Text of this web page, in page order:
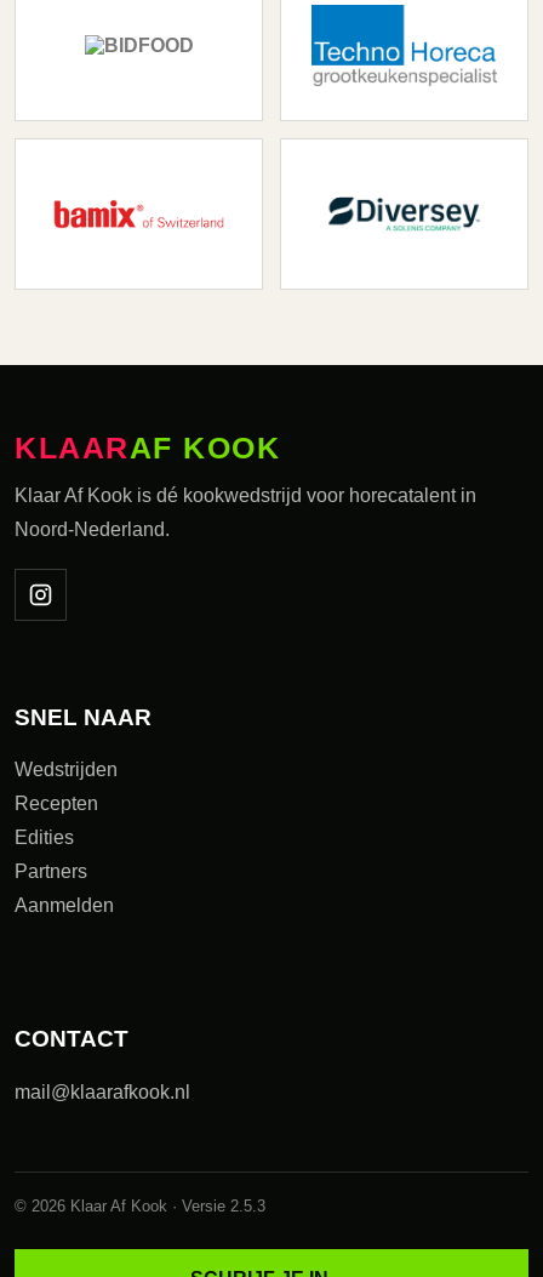
KLAARAF KOOK
Klaar Af Kook is dé kookwedstrijd voor horecatalent in
Noord-Nederland.
SNEL NAAR
Wedstrijden
Recepten
Edities
Partners
Aanmelden
CONTACT
mail@klaarafkook.nl
© 2026 Klaar Af Kook · Versie 2.5.3